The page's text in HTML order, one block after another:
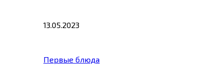
13.05.2023
Первые блюда